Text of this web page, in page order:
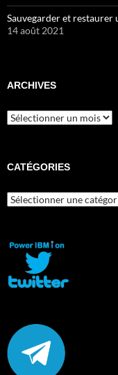
Sauvegarder et
14 août 2021
ARCHIVES
Archives
CATÉGORIES
Catégories